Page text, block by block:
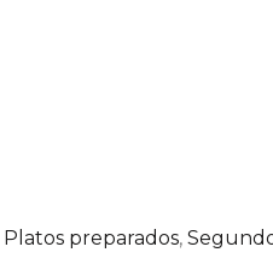
Platos preparados,